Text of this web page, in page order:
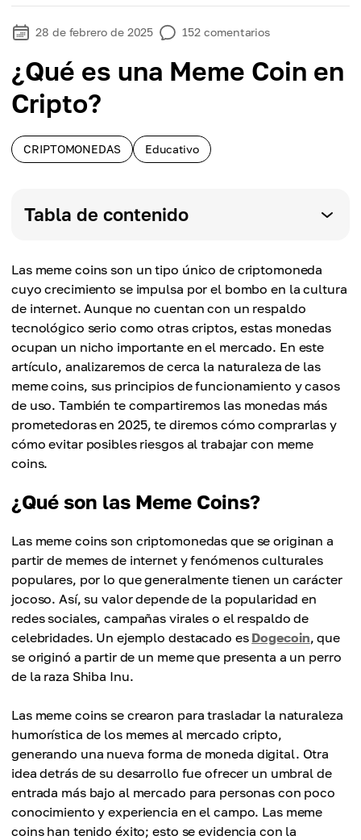
28 de febrero de 2025 152 comentarios
¿Qué es una Meme Coin en
Cripto?
CRIPTOMONEDAS Educativo
Tabla de contenido
Las meme coins son un tipo único de criptomoneda
cuyo crecimiento se impulsa por el bombo en la cultura
de internet. Aunque no cuentan con un respaldo
tecnológico serio como otras criptos, estas monedas
ocupan un nicho importante en el mercado. En este
artículo, analizaremos de cerca la naturaleza de las
meme coins, sus principios de funcionamiento y casos
de uso. También te compartiremos las monedas más
prometedoras en 2025, te diremos cómo comprarlas y
cómo evitar posibles riesgos al trabajar con meme
coins.
¿Qué son las Meme Coins?
Las meme coins son criptomonedas que se originan a
partir de memes de internet y fenómenos culturales
populares, por lo que generalmente tienen un carácter
jocoso. Así, su valor depende de la popularidad en
redes sociales, campañas virales o el respaldo de
celebridades. Un ejemplo destacado es Dogecoin, que
se originó a partir de un meme que presenta a un perro
de la raza Shiba Inu.
Las meme coins se crearon para trasladar la naturaleza
humorística de los memes al mercado cripto,
generando una nueva forma de moneda digital. Otra
idea detrás de su desarrollo fue ofrecer un umbral de
entrada más bajo al mercado para personas con poco
conocimiento y experiencia en el campo. Las meme
coins han tenido éxito; esto se evidencia con la